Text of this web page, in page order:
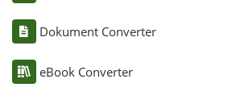
Dokument Converter
eBook Converter